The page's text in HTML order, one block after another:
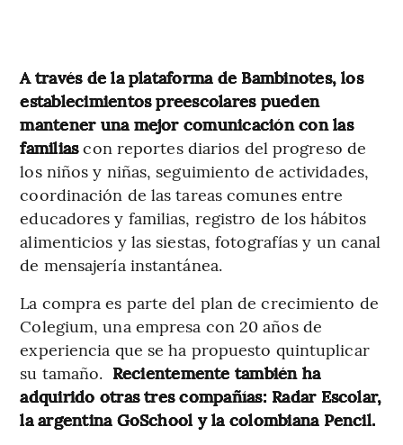
A través de la plataforma de Bambinotes, los
establecimientos preescolares pueden
mantener una mejor comunicación con las
familiascon reportes diarios del progreso de
los niños y niñas, seguimiento de actividades,
coordinación de las tareas comunes entre
educadores y familias, registro de los hábitos
alimenticios y las siestas, fotografías y un canal
de mensajería instantánea.
La compra es parte del plan de crecimiento de
Colegium, una empresa con 20 años de
experiencia que se ha propuesto quintuplicar
su tamaño. Recientemente también ha
adquirido otras tres compañías: Radar Escolar,
la argentina GoSchool y la colombiana Pencil.